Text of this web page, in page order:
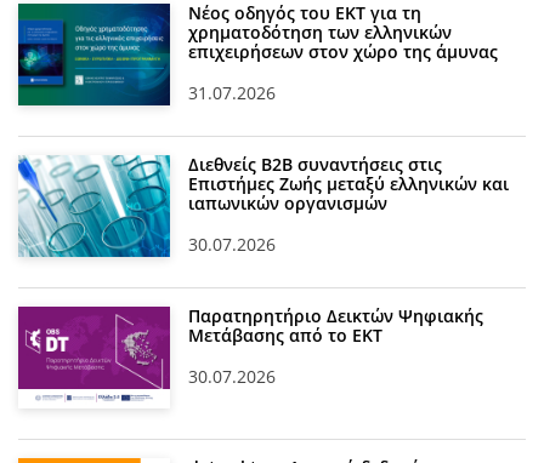
Νέος οδηγός του ΕΚΤ για τη
χρηματοδότηση των ελληνικών
επιχειρήσεων στον χώρο της άμυνας
31.07.2026
Διεθνείς Β2Β συναντήσεις στις
Επιστήμες Ζωής μεταξύ ελληνικών και
ιαπωνικών οργανισμών
30.07.2026
Παρατηρητήριο Δεικτών Ψηφιακής
Μετάβασης από το ΕΚΤ
30.07.2026